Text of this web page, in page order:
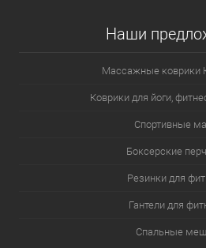
Наши
Массажные коврики
Коврики для йоги,
Спортивные
Боксерские
Резинки для
Гантели для
Спальные